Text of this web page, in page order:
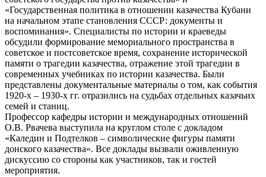
«Государственная политика в отношении казачества Кубани
на начальном этапе становления СССР: документы и
воспоминания». Специалисты по истории и краеведы
обсудили формирование мемориального пространства в
советское и постсоветское время, сохранение исторической
памяти о трагедии казачества, отражение этой трагедии в
современных учебниках по истории казачества. Были
представлены документальные материалы о том, как события
1920-х – 1930-х гг. отразились на судьбах отдельных казачьих
семей и станиц.
Профессор кафедры истории и международных отношений
О.В. Рвачева выступила на круглом столе с докладом
«Каледин и Подтелков – символические фигуры памяти
донского казачества». Все доклады вызвали оживленную
дискуссию со стороны как участников, так и гостей
мероприятия.